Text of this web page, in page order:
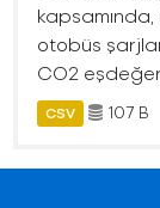
otobüs
CO2
CSV 107 B